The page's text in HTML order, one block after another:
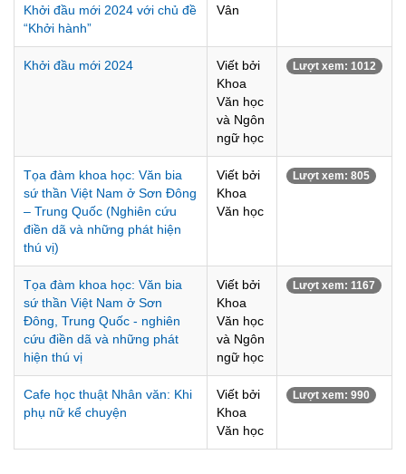
Khởi đầu mới 2024 với chủ đề
“Khởi hành”
Vân
Khởi đầu mới 2024
Viết bởi
Khoa
Văn học
và Ngôn
ngữ học
Lượt xem: 1012
Tọa đàm khoa học: Văn bia
sứ thần Việt Nam ở Sơn Đông
– Trung Quốc (Nghiên cứu
điền dã và những phát hiện
thú vị)
Viết bởi
Khoa
Văn học
Lượt xem: 805
Tọa đàm khoa học: Văn bia
sứ thần Việt Nam ở Sơn
Đông, Trung Quốc - nghiên
cứu điền dã và những phát
hiện thú vị
Viết bởi
Khoa
Văn học
và Ngôn
ngữ học
Lượt xem: 1167
Cafe học thuật Nhân văn: Khi
phụ nữ kể chuyện
Viết bởi
Khoa
Văn học
Lượt xem: 990